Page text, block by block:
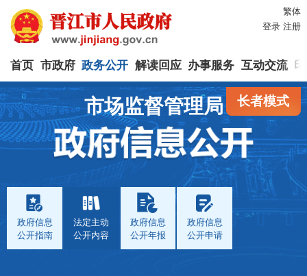
繁体
登录 注册
首页 市政府 政务公开 解读回应 办事服务 互动交流
长者模式
市场监督管理局
政府信息
公开指南
法定主动
公开内容
政府信息
公开年报
政府信息
公开申请